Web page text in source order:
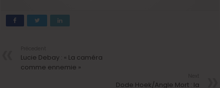
Lucie Debay : « La caméra
comme ennemie »
Dode Hoek/Angle Mort : la